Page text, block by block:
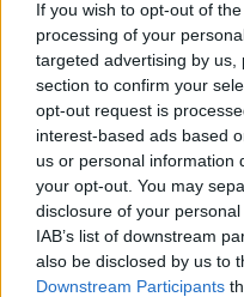
If you wish to opt-out of
processing of your
targeted advertising by
section to confirm your
opt-out request is
interest-based ads based
us or personal information
your opt-out. You may
disclosure of your
IAB’s list of downstream
also be disclosed by us to
Downstream Participants
multiplataforma
código abierto.
datos NoSQL, la
a JSON con
herramientas GUI para
incluidos desarrolladores
características clave
macOS integrado con
operaciones Map-
crear/eliminar bases de